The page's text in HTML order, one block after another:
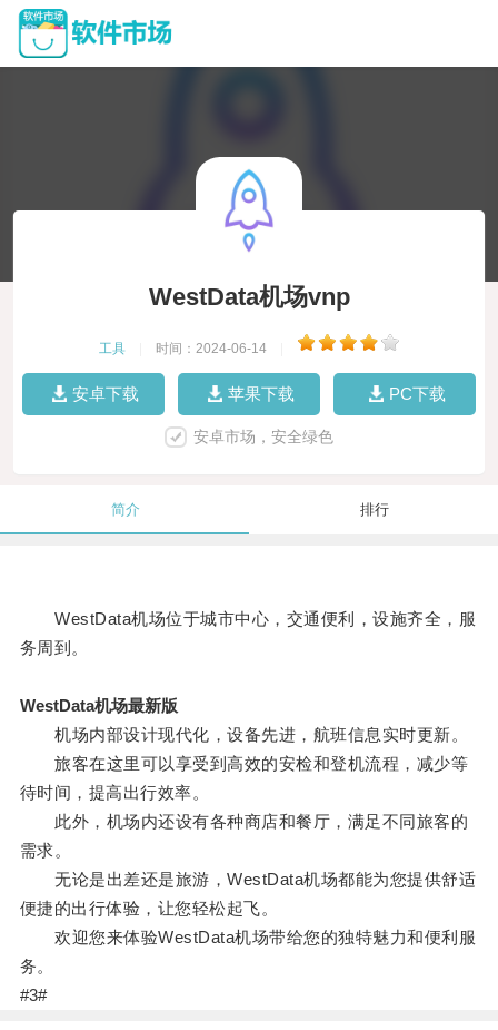
WestData机场vnp
工具 时间：2024-06-14
安卓下载 苹果下载 PC下载
安卓市场，安全绿色
简介 排行
WestData机场位于城市中心，交通便利，设施齐全，服
务周到。
WestData机场最新版
机场内部设计现代化，设备先进，航班信息实时更新。
旅客在这里可以享受到高效的安检和登机流程，减少等
待时间，提高出行效率。
此外，机场内还设有各种商店和餐厅，满足不同旅客的
需求。
无论是出差还是旅游，WestData机场都能为您提供舒适
便捷的出行体验，让您轻松起飞。
欢迎您来体验WestData机场带给您的独特魅力和便利服
务。
#3#